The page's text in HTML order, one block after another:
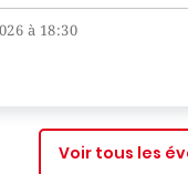
12 novembre 2026 à 18:30
Voir tous les